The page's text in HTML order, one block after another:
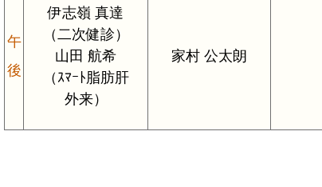
午
後
伊志嶺 真達
（二次健診）
山田 航希
（ｽﾏｰﾄ脂肪肝
外来）
家村 公太朗